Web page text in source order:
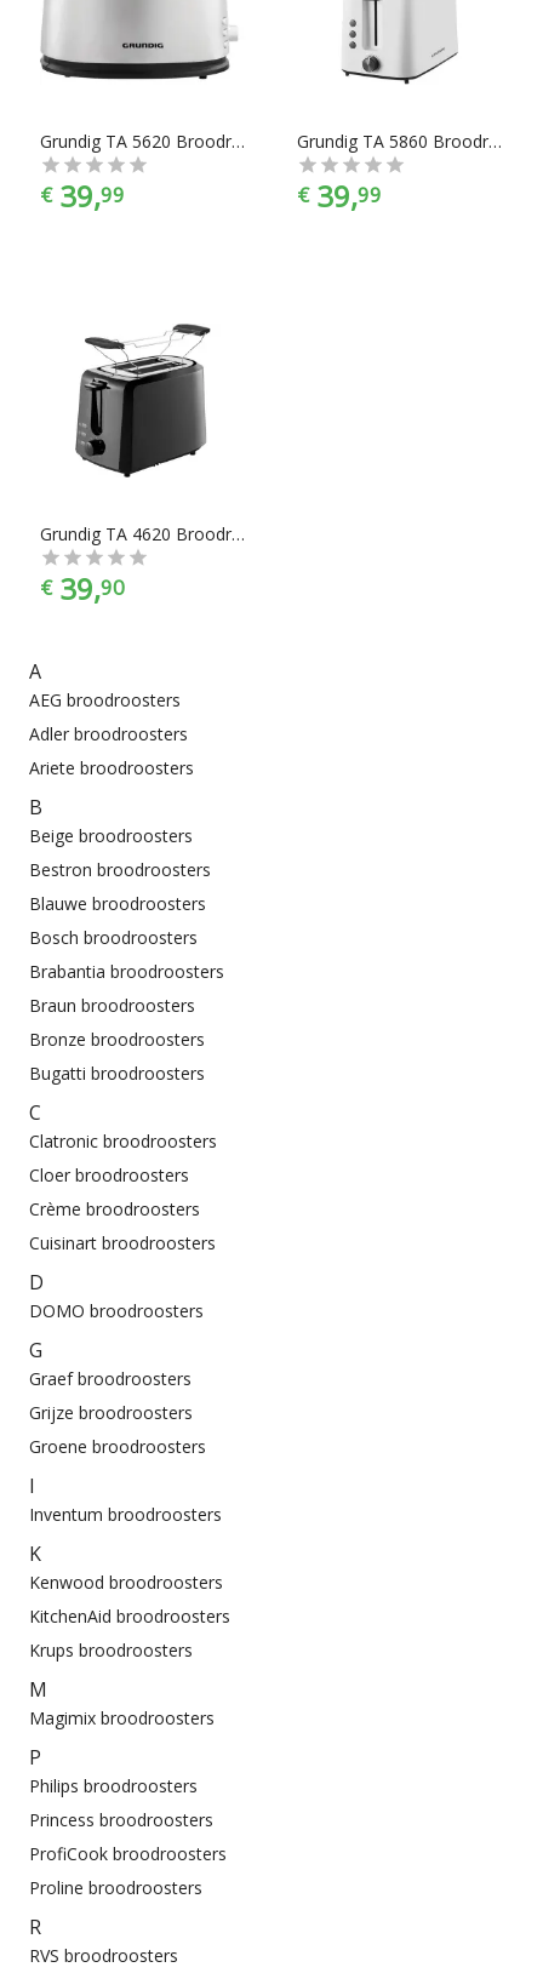
voor ieder is er wel wat wils. En met ook nog eens de juiste
kleurselectie vind je de kleur die het beste bij jouw
keukeninrichting past.
Grundig TA 5620 Broodrooster
€ 39,99
Grundig TA 5860 Broodrooster
€ 39,99
Grundig TA 4620 Broodrooster
€ 39,90
A
AEG broodroosters
Adler broodroosters
Ariete broodroosters
B
Beige broodroosters
Bestron broodroosters
Blauwe broodroosters
Bosch broodroosters
Brabantia broodroosters
Braun broodroosters
Bronze broodroosters
Bugatti broodroosters
C
Clatronic broodroosters
Cloer broodroosters
Crème broodroosters
Cuisinart broodroosters
D
DOMO broodroosters
G
Graef broodroosters
Grijze broodroosters
Groene broodroosters
I
Inventum broodroosters
K
Kenwood broodroosters
KitchenAid broodroosters
Krups broodroosters
M
Magimix broodroosters
P
Philips broodroosters
Princess broodroosters
ProfiCook broodroosters
Proline broodroosters
R
RVS broodroosters